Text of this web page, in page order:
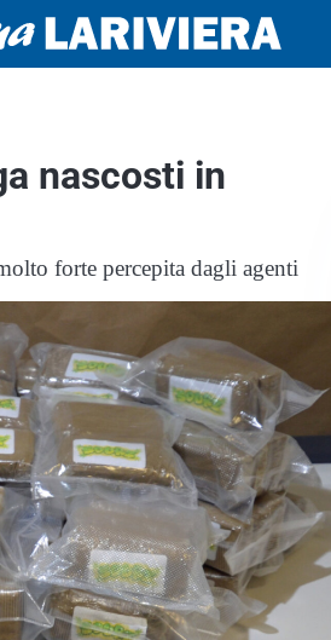
nascosti in
forte percepita dagli agenti